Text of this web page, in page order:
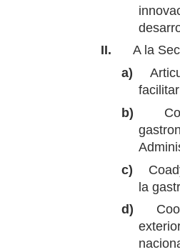
II.
A la
a)
b)
c)
la
d)